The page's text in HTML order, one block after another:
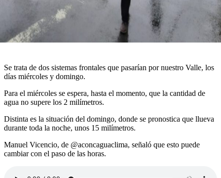
Se trata de dos sistemas frontales que pasarían por nuestro Valle, los
días miércoles y domingo.
Para el miércoles se espera, hasta el momento, que la cantidad de
agua no supere los 2 milímetros.
Distinta es la situación del domingo, donde se pronostica que llueva
durante toda la noche, unos 15 milímetros.
Manuel Vicencio, de @aconcaguaclima, señaló que esto puede
cambiar con el paso de las horas.